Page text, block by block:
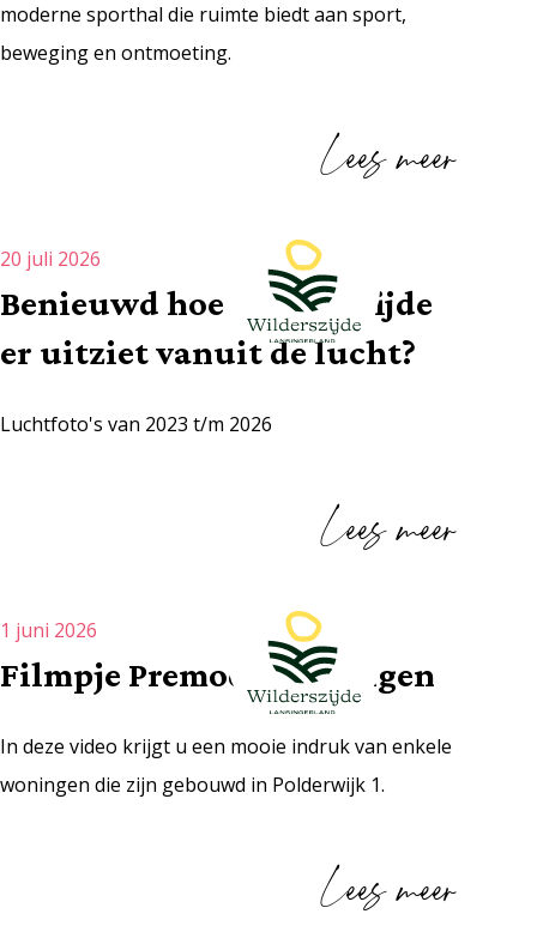
moderne sporthal die ruimte biedt aan sport,
beweging en ontmoeting.
Lees meer
Benieuwd hoe Wilderszijde
er uitziet vanuit de lucht?
20 juli 2026
Luchtfoto's van 2023 t/m 2026
Lees meer
Filmpje Premodo woningen
1 juni 2026
In deze video krijgt u een mooie indruk van enkele
woningen die zijn gebouwd in Polderwijk 1.
Lees meer